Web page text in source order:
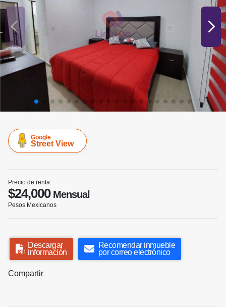
Google
Street View
Precio de renta
$24,000Mensual
Pesos Mexicanos
Descargar
información
Recomendar inmueble
por correo electrónico
Compartir